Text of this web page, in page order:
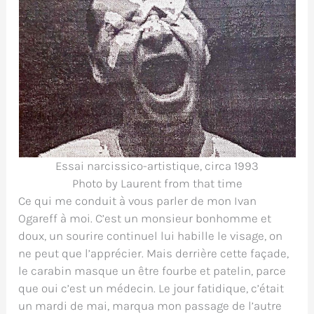
Essai narcissico-artistique, circa 1993
Photo by Laurent from that time
Ce qui me conduit à vous parler de mon Ivan
Ogareff à moi. C’est un monsieur bonhomme et
doux, un sourire continuel lui habille le visage, on
ne peut que l’apprécier. Mais derrière cette façade,
le carabin masque un être fourbe et patelin, parce
que oui c’est un médecin. Le jour fatidique, c’était
un mardi de mai, marqua mon passage de l’autre